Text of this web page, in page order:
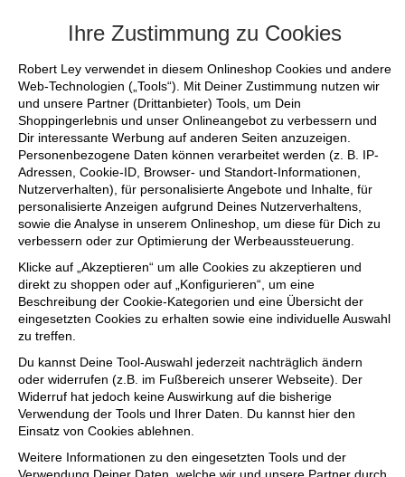
Ihre Zustimmung zu Cookies
Robert Ley verwendet in diesem Onlineshop Cookies und andere
Web-Technologien („Tools“). Mit Deiner Zustimmung nutzen wir
und unsere Partner (Drittanbieter) Tools, um Dein
Shoppingerlebnis und unser Onlineangebot zu verbessern und
Dir interessante Werbung auf anderen Seiten anzuzeigen.
Personenbezogene Daten können verarbeitet werden (z. B. IP-
Adressen, Cookie-ID, Browser- und Standort-Informationen,
Nutzerverhalten), für personalisierte Angebote und Inhalte, für
personalisierte Anzeigen aufgrund Deines Nutzerverhaltens,
sowie die Analyse in unserem Onlineshop, um diese für Dich zu
verbessern oder zur Optimierung der Werbeaussteuerung.
Klicke auf „Akzeptieren“ um alle Cookies zu akzeptieren und
direkt zu shoppen oder auf „Konfigurieren“, um eine
Beschreibung der Cookie-Kategorien und eine Übersicht der
eingesetzten Cookies zu erhalten sowie eine individuelle Auswahl
zu treffen.
Du kannst Deine Tool-Auswahl jederzeit nachträglich ändern
oder widerrufen (z.B. im Fußbereich unserer Webseite). Der
Widerruf hat jedoch keine Auswirkung auf die bisherige
Verwendung der Tools und Ihrer Daten. Du kannst hier den
Einsatz von Cookies ablehnen.
Weitere Informationen zu den eingesetzten Tools und der